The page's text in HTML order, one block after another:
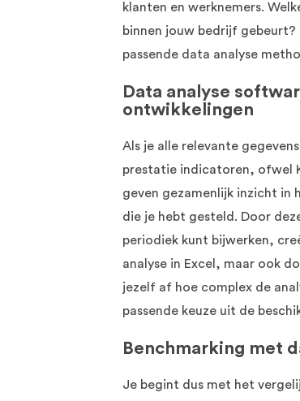
klanten en werknemers.
binnen jouw bedrijf gebeurt?
passende data analyse
Data analyse
ontwikkelingen
Als je alle relevante
prestatie indicatoren, ofwel
geven gezamenlijk inzicht in
die je hebt gesteld. Door
periodiek kunt bijwerken,
analyse in Excel, maar ook
jezelf af hoe complex de
passende keuze uit de
Benchmarking met
Je begint dus met het